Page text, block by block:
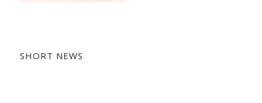
SHORT NEWS